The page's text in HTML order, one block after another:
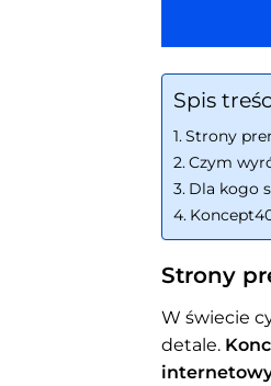
Spis
Strony
Czym
Dla kogo
Strony
W świecie
detale.